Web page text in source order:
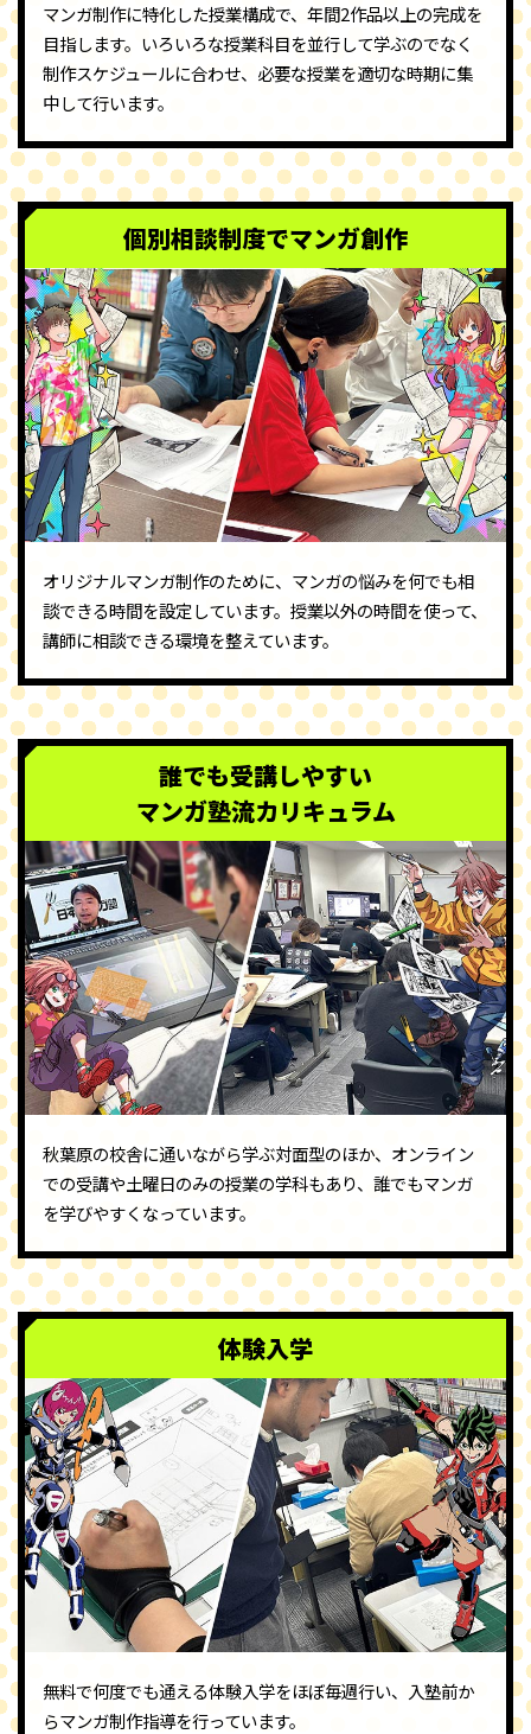
マンガ制作に特化した授業構成で、年間2作品以上の完成を
目指します。いろいろな授業科目を並行して学ぶのでなく
制作スケジュールに合わせ、必要な授業を適切な時期に集
中して行います。
個別相談制度でマンガ創作
オリジナルマンガ制作のために、マンガの悩みを何でも相
談できる時間を設定しています。授業以外の時間を使って、
講師に相談できる環境を整えています。
誰でも受講しやすい
マンガ塾流カリキュラム
秋葉原の校舎に通いながら学ぶ対面型のほか、オンライン
での受講や土曜日のみの授業の学科もあり、誰でもマンガ
を学びやすくなっています。
体験入学
無料で何度でも通える体験入学をほぼ毎週行い、入塾前か
らマンガ制作指導を行っています。